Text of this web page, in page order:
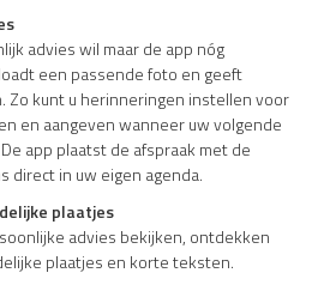
advies wil maar de app nóg
een passende foto en geeft
Zo kunt u herinneringen instellen voor
en aangeven wanneer uw volgende
app plaatst de afspraak met de
direct in uw eigen agenda.
plaatjes
advies bekijken, ontdekken
plaatjes en korte teksten.